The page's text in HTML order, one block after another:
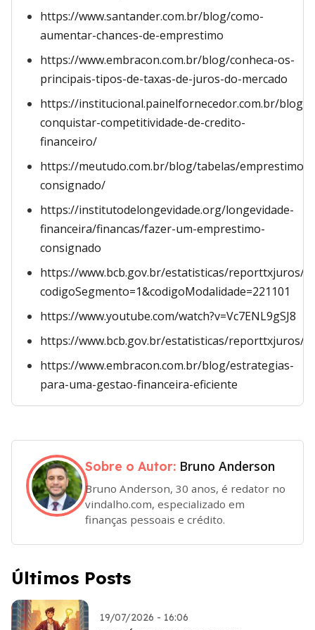
https://www.santander.com.br/blog/como-
aumentar-chances-de-emprestimo
https://www.embracon.com.br/blog/conheca-os-
principais-tipos-de-taxas-de-juros-do-mercado
https://institucional.painelfornecedor.com.br/blog/
conquistar-competitividade-de-credito-
financeiro/
https://meutudo.com.br/blog/tabelas/emprestimo-
consignado/
https://institutodelongevidade.org/longevidade-
financeira/financas/fazer-um-emprestimo-
consignado
https://www.bcb.gov.br/estatisticas/reporttxjuros/?
codigoSegmento=1&codigoModalidade=221101
https://www.youtube.com/watch?v=Vc7ENL9gSJ8
https://www.bcb.gov.br/estatisticas/reporttxjuros/
https://www.embracon.com.br/blog/estrategias-
para-uma-gestao-financeira-eficiente
Sobre o Autor: Bruno Anderson
Bruno Anderson, 30 anos, é redator no
vindalho.com, especializado em
finanças pessoais e crédito.
Últimos Posts
19/07/2026 - 16:06